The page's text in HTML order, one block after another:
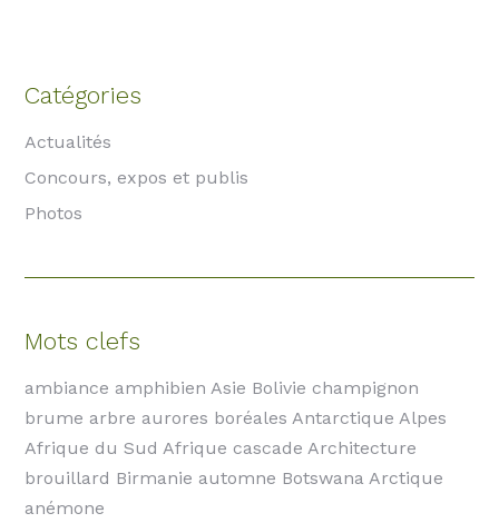
Catégories
Actualités
Concours, expos et publis
Photos
Mots clefs
ambiance amphibien Asie Bolivie champignon
brume arbre aurores boréales Antarctique Alpes
Afrique du Sud Afrique cascade Architecture
brouillard Birmanie automne Botswana Arctique
anémone